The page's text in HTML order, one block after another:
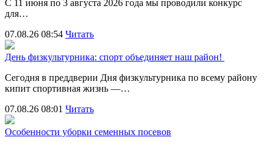
С 11 июня по 3 августа 2026 года мы проводили конкурс
для…
07.08.26 08:54 Читать
День физкультурника: спорт объединяет наш район!
Сегодня в преддверии Дня физкультурника по всему району
кипит спортивная жизнь —…
07.08.26 08:01 Читать
Особенности уборки семенных посевов